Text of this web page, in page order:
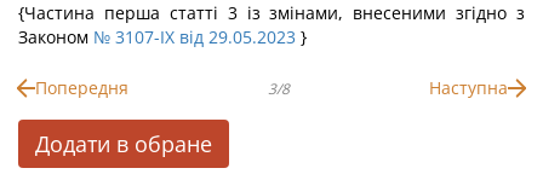
{Частина перша статті 3 із змінами, внесеними згідно з
Законом № 3107-IX від 29.05.2023 }
Попередня 3/8 Наступна
Додати в обране